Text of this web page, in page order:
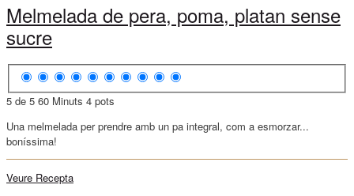
Melmelada de pera, poma, platan sense
sucre
5 de 5 60 Minuts 4 pots
Una melmelada per prendre amb un pa integral, com a esmorzar...
boníssima!
Veure Recepta